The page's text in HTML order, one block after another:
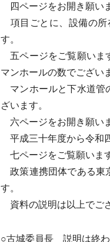
四ページをお開き願い
項目ごとに、設備の所
す。
五ページをご覧願いま
マンホールの数でござい
マンホールと下水道管
ざいます。
六ページをお開き願い
平成三十年度から令和
七ページをご覧願いま
政策連携団体である東
す。
資料の説明は以上でご
○古城委員長 説明は終わ